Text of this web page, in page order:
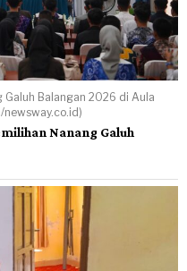
Galuh Balangan 2026 di Aula
Nanang Galuh